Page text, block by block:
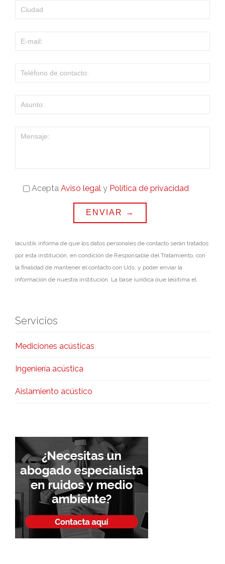
Acepta Aviso legal y Política de privacidad
Iacustik informa de que los datos personales de contacto serán tratados
por esta institución, en condición de Responsable del Tratamiento, con
la finalidad de mantener el contacto con Uds. y poder enviar la
información de nuestra institución. La base jurídica que legitima el
SOLICITUD DE INFORMACIÓN. Los datos personales serán conservados
según Ley. Asimismo, en caso de considerar vulnerado su derecho a la
la Agencia Española de Protección de Datos (
Servicios
Mediciones acústicas
Ingeniería acústica
Aislamiento acústico